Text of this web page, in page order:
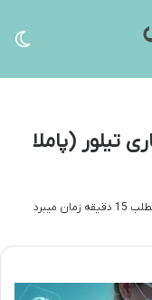
تیلور (پاملا
میبرد